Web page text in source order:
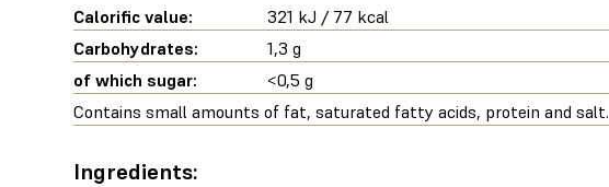
Calorific value:
321 kJ / 77 kcal
Carbohydrates:
1,3 g
of which sugar:
<0,5 g
Contains small amounts of fat, saturated fatty acids, protein and salt.
Ingredients: